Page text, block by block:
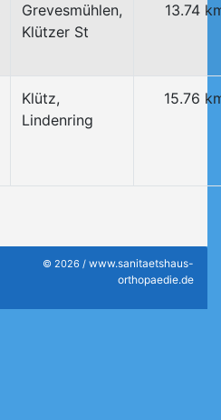
Grevesmühlen,
Klützer St
13.74
Klütz,
Lindenring
15.76
© 2026 / www.sanitaetshaus-
orthopaedie.de